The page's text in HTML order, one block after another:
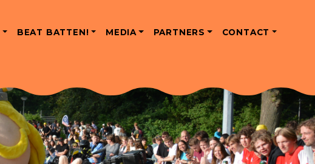
BEAT BATTEN! MEDIA PARTNERS CONTACT